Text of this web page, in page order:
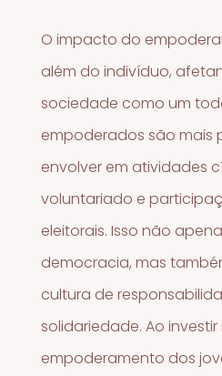
O impacto do
além do indivíduo,
sociedade como um
empoderados são mais
envolver em atividades
voluntariado e
eleitorais. Isso não
democracia, mas
cultura de
solidariedade. Ao investir
empoderamento dos